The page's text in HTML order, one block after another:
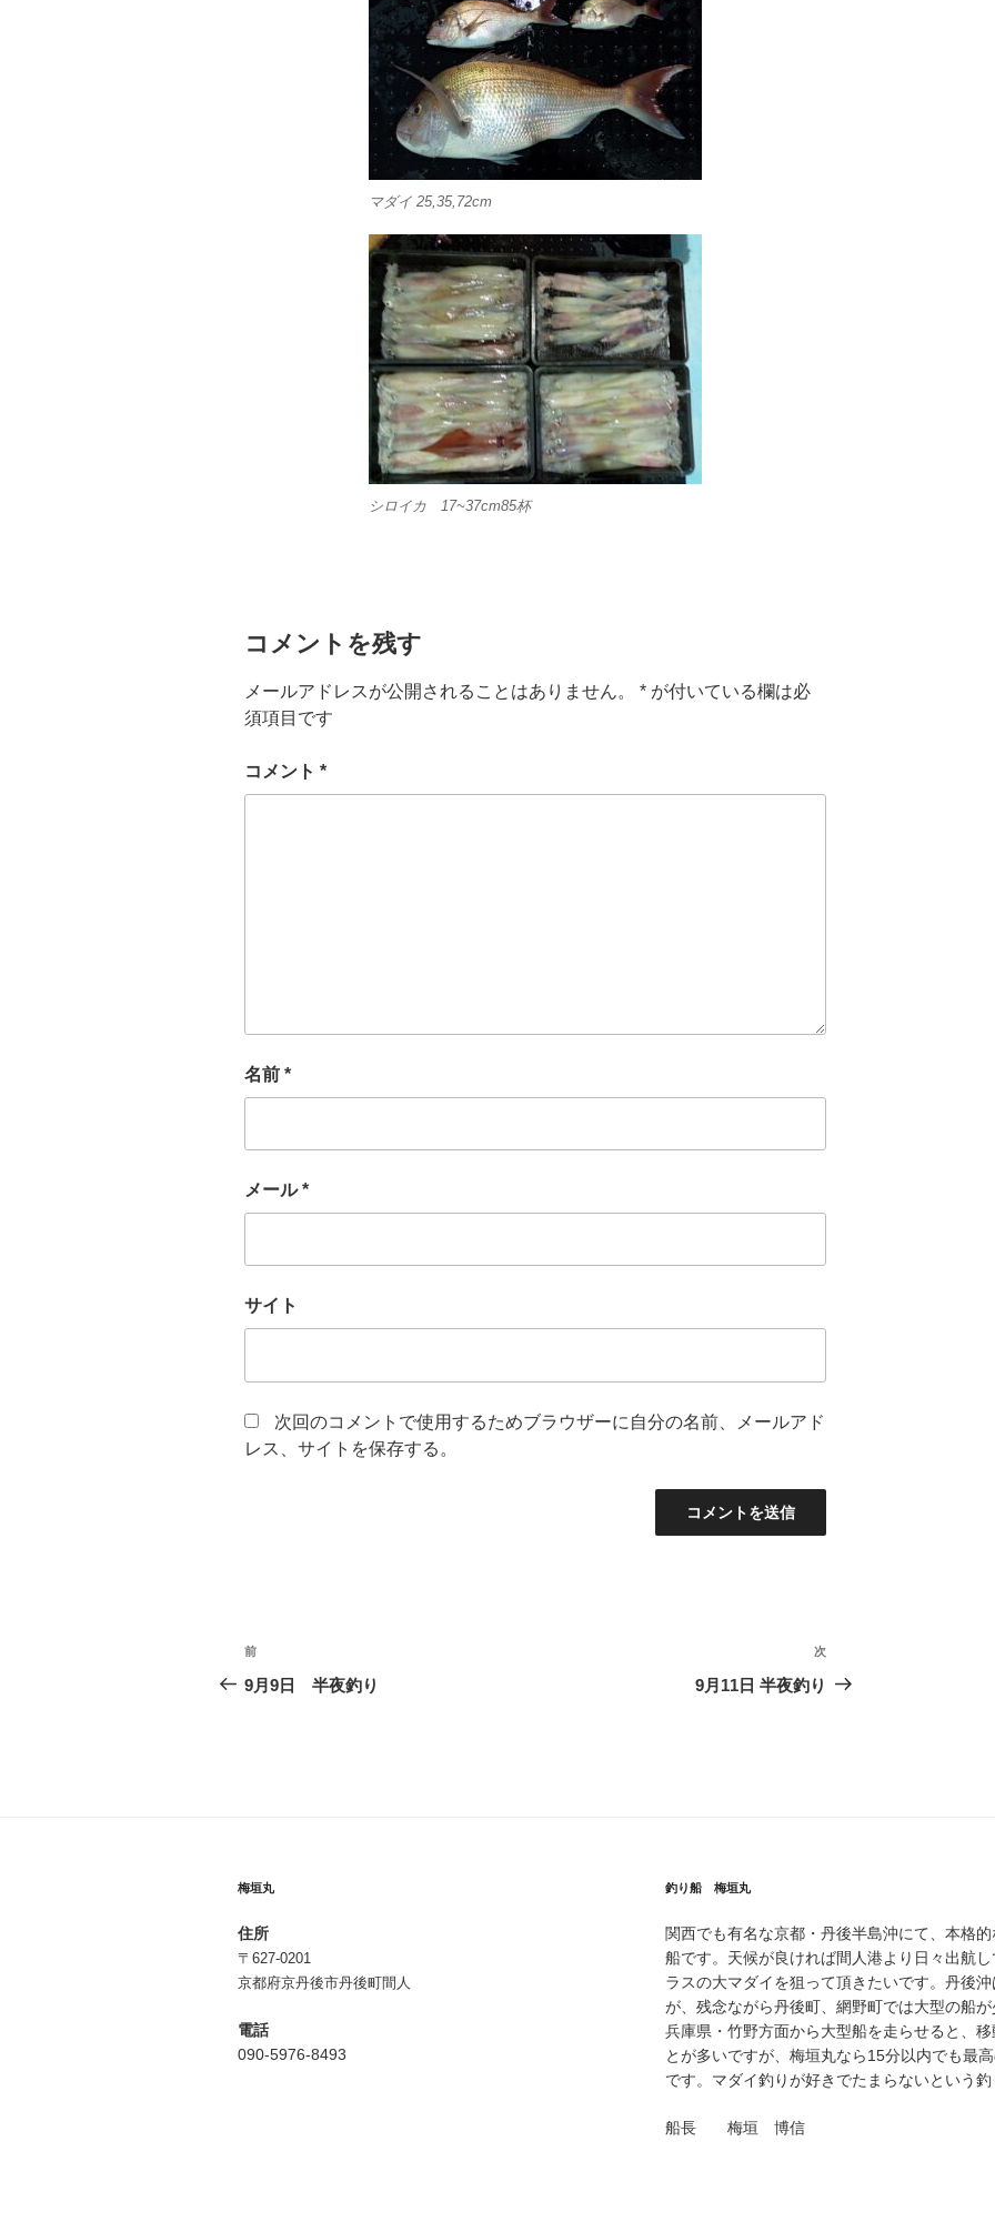
マダイ 25,35,72cm
シロイカ 17~37cm85杯
コメントを残す
メールアドレスが公開されることはありません。 * が付いている欄は必
須項目です
コメント *
名前 *
メール*
サイト
次回のコメントで使用するためブラウザーに自分の名前、メールアド
レス、サイトを保存する。
投
稿
シ
ョ
ン
前
の
前
9月9日 半夜釣り
次
の
次
9月11日 半夜釣り
梅垣丸
住所
〒627-0201
京都府京丹後市丹後町間人
電話
090-5976-8493
釣り船 梅垣丸
関西でも有名な京都・丹後半島沖にて、本格
船です。天候が良ければ間人港より日々出航
ラスの大マダイを狙って頂きたいです。丹後
が、残念ながら丹後町、網野町では大型の船
兵庫県・竹野方面から大型船を走らせると、
とが多いですが、梅垣丸なら15分以内でも最
です。マダイ釣りが好きでたまらないという釣
船長 梅垣 博信